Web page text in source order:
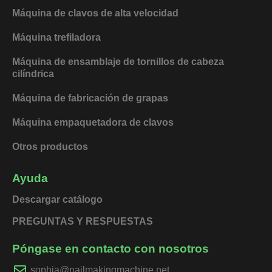
Máquina de clavos de alta velocidad
Máquina trefiladora
Máquina de ensamblaje de tornillos de cabeza
cilíndrica
Máquina de fabricación de grapas
Máquina empaquetadora de clavos
Otros productos
Ayuda
Descargar catálogo
PREGUNTAS Y RESPUESTAS
Póngase en contacto con nosotros
sophia@nailmakingmachine.net